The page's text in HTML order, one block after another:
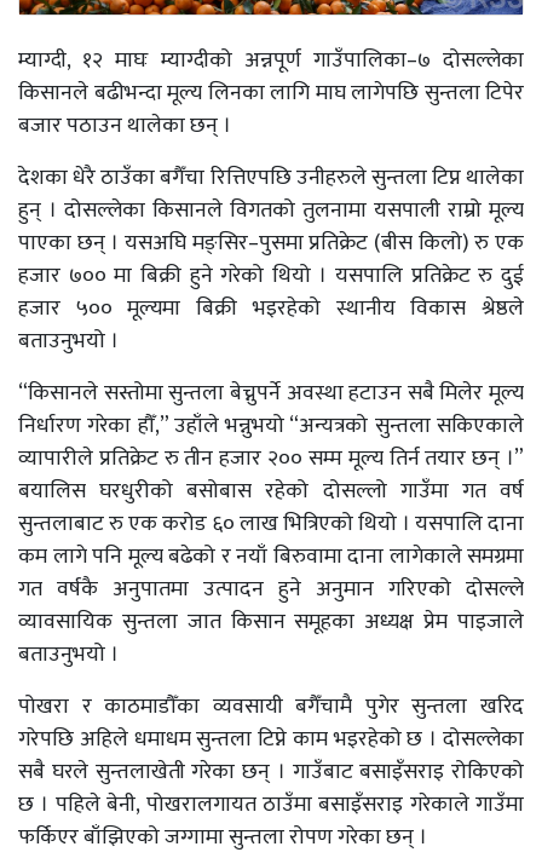
म्याग्दी, १२ माघः म्याग्दीको अन्नपूर्ण गाउँपालिका–७ दोसल्लेका
किसानले बढीभन्दा मूल्य लिनका लागि माघ लागेपछि सुन्तला टिपेर
बजार पठाउन थालेका छन् ।
देशका धेरै ठाउँका बगैँचा रित्तिएपछि उनीहरुले सुन्तला टिप्न थालेका
हुन् । दोसल्लेका किसानले विगतको तुलनामा यसपाली राम्रो मूल्य
पाएका छन् । यसअघि मङ्सिर–पुसमा प्रतिक्रेट (बीस किलो) रु एक
हजार ७०० मा बिक्री हुने गरेको थियो । यसपालि प्रतिक्रेट रु दुई
हजार ५०० मूल्यमा बिक्री भइरहेको स्थानीय विकास श्रेष्ठले
बताउनुभयो ।
“किसानले सस्तोमा सुन्तला बेच्नुपर्ने अवस्था हटाउन सबै मिलेर मूल्य
निर्धारण गरेका हौँ,” उहाँले भन्नुभयो “अन्यत्रको सुन्तला सकिएकाले
व्यापारीले प्रतिक्रेट रु तीन हजार २०० सम्म मूल्य तिर्न तयार छन् ।”
बयालिस घरधुरीको बसोबास रहेको दोसल्लो गाउँमा गत वर्ष
सुन्तलाबाट रु एक करोड ६० लाख भित्रिएको थियो । यसपालि दाना
कम लागे पनि मूल्य बढेको र नयाँ बिरुवामा दाना लागेकाले समग्रमा
गत वर्षकै अनुपातमा उत्पादन हुने अनुमान गरिएको दोसल्ले
व्यावसायिक सुन्तला जात किसान समूहका अध्यक्ष प्रेम पाइजाले
बताउनुभयो ।
पोखरा र काठमाडौँका व्यवसायी बगैँचामै पुगेर सुन्तला खरिद
गरेपछि अहिले धमाधम सुन्तला टिप्ने काम भइरहेको छ । दोसल्लेका
सबै घरले सुन्तलाखेती गरेका छन् । गाउँबाट बसाइँसराइ रोकिएको
छ । पहिले बेनी, पोखरालगायत ठाउँमा बसाइँसराइ गरेकाले गाउँमा
फर्किएर बाँझिएको जग्गामा सुन्तला रोपण गरेका छन् ।